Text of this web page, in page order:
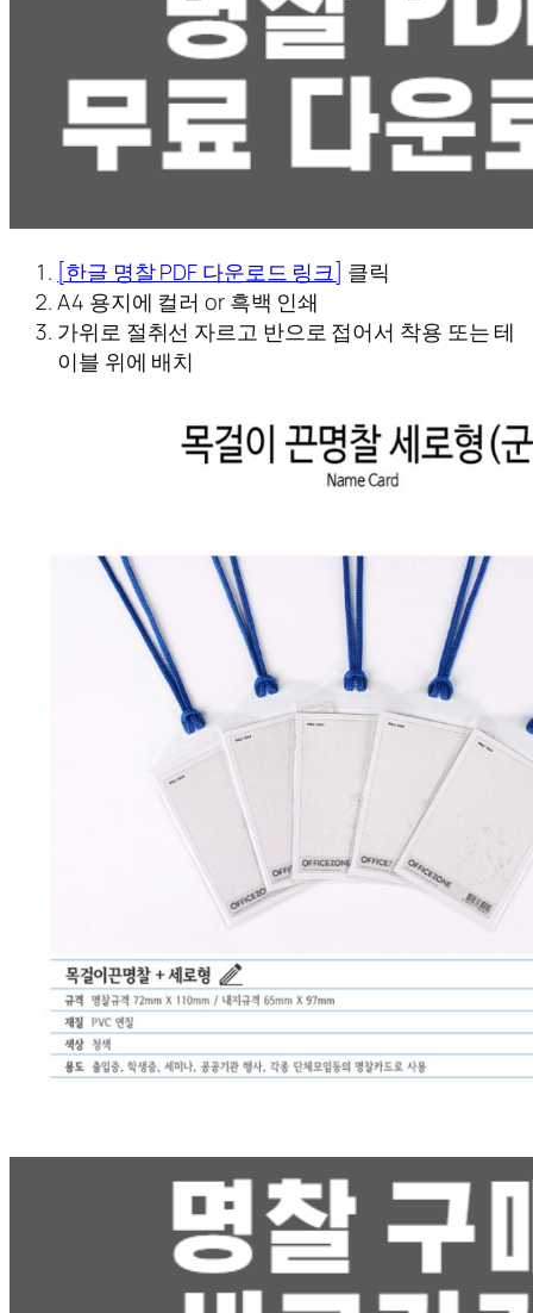
[한글 명찰 PDF 다운로드 링크] 클릭
A4 용지에 컬러 or 흑백 인쇄
가위로 절취선 자르고 반으로 접어서 착용 또는 테
이블 위에 배치